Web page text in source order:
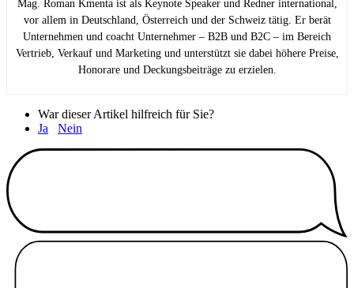
Mag. Roman Kmenta ist als Keynote Speaker und Redner international,
vor allem in Deutschland, Österreich und der Schweiz tätig. Er berät
Unternehmen und coacht Unternehmer – B2B und B2C – im Bereich
Vertrieb, Verkauf und Marketing und unterstützt sie dabei höhere Preise,
Honorare und Deckungsbeiträge zu erzielen.
War dieser Artikel hilfreich für Sie?
Ja
Nein